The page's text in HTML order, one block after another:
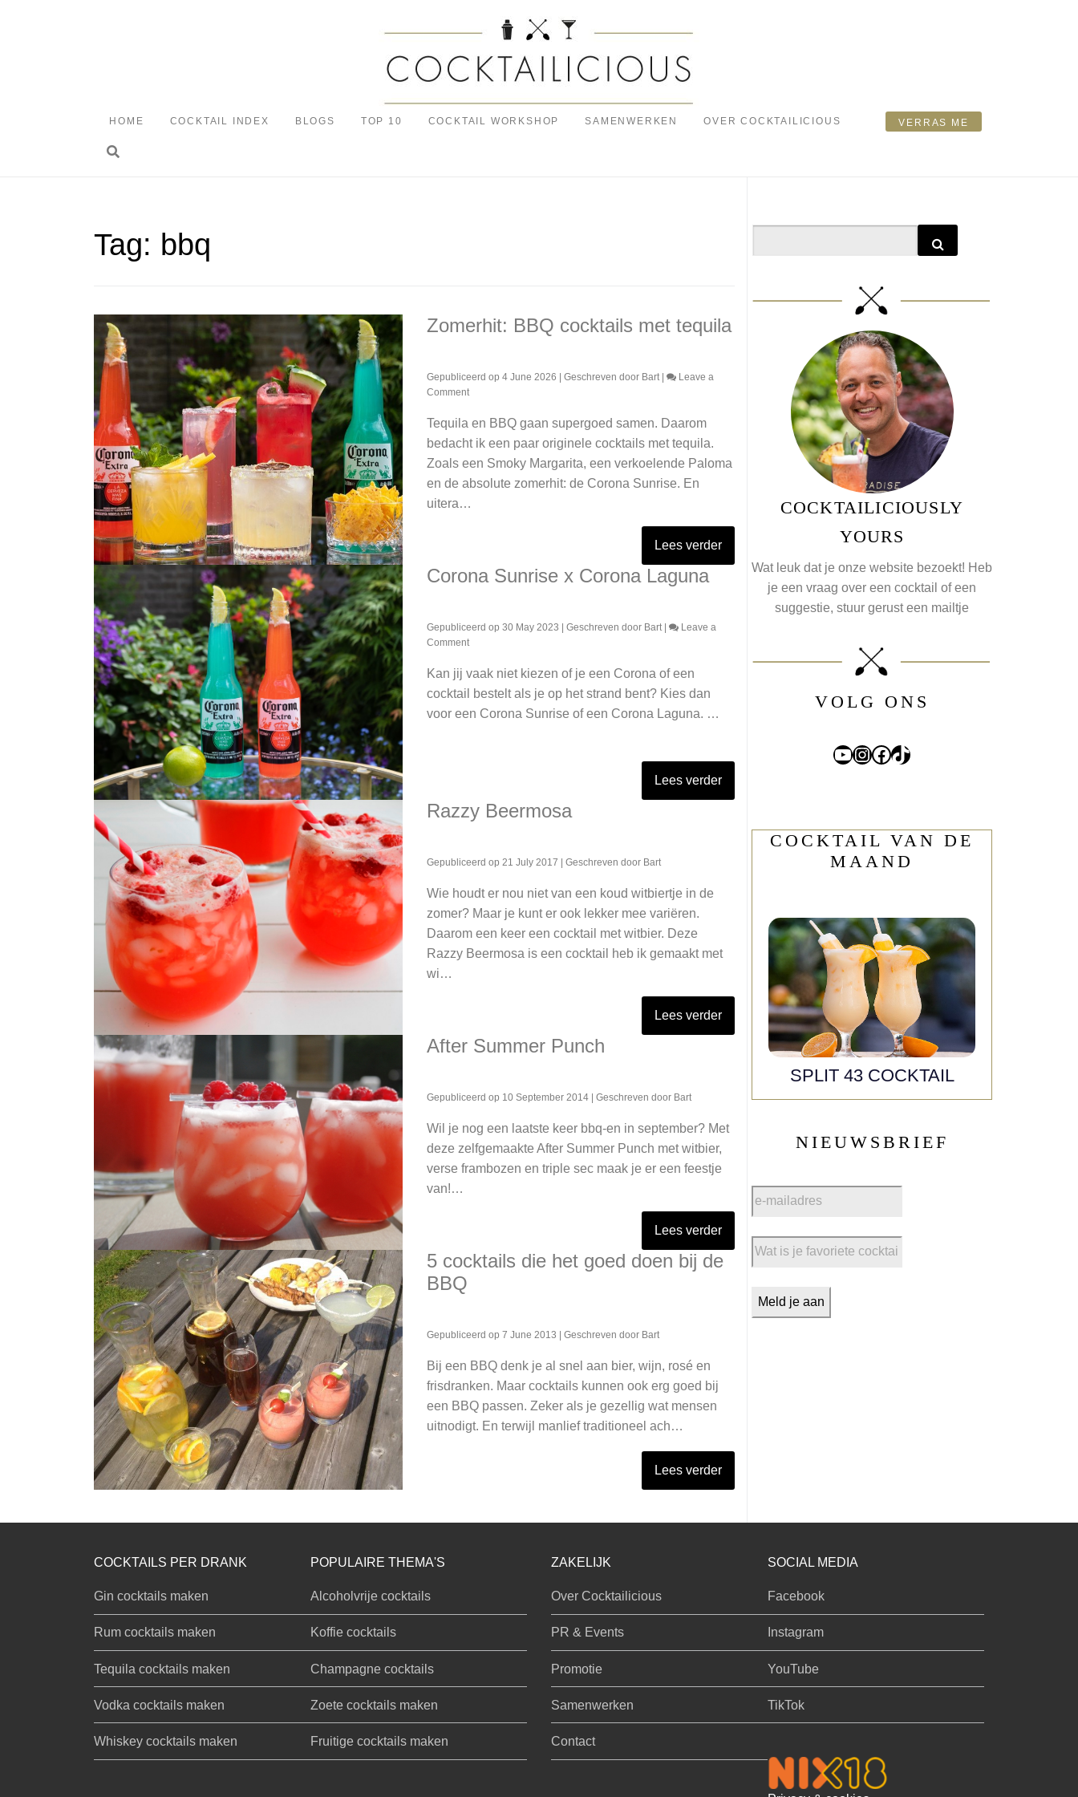
HOME COCKTAIL INDEX BLOGS TOP 10 COCKTAIL WORKSHOP SAMENWERKEN OVER COCKTAILICIOUS VERRAS ME
Toggle search
Tag: bbq
Zomerhit: BBQ cocktails met tequila
Gepubliceerd op 4 June 2026 | Geschreven door Bart|
Leave a
Commenton
BBQ
cocktails
tequila
Tequila en BBQ gaan supergoed samen. Daarom
bedacht ik een paar originele cocktails met tequila.
Zoals een Smoky Margarita, een verkoelende Paloma
en de absolute zomerhit: de Corona Sunrise. En
uitera…
Lees verder
Corona Sunrise x Corona Laguna
Gepubliceerd op 30 May 2023 | Geschreven door Bart|
Leave a
Commenton
Sunrise
x
Laguna
Kan jij vaak niet kiezen of je een Corona of een
cocktail bestelt als je op het strand bent? Kies dan
voor een Corona Sunrise of een Corona Laguna. …
Lees verder
Razzy Beermosa
Gepubliceerd op 21 July 2017 | Geschreven door Bart
Wie houdt er nou niet van een koud witbiertje in de
zomer? Maar je kunt er ook lekker mee variëren.
Daarom een keer een cocktail met witbier. Deze
Razzy Beermosa is een cocktail heb ik gemaakt met
wi…
Lees verder
After Summer Punch
Gepubliceerd op 10 September 2014| Geschreven door Bart
Wil je nog een laatste keer bbq-en in september? Met
deze zelfgemaakte After Summer Punch met witbier,
verse frambozen en triple sec maak je er een feestje
van!…
Lees verder
5 cocktails die het goed doen bij de
BBQ
Gepubliceerd op 7 June 2013 | Geschreven door Bart
Bij een BBQ denk je al snel aan bier, wijn, rosé en
frisdranken. Maar cocktails kunnen ook erg goed bij
een BBQ passen. Zeker als je gezellig wat mensen
uitnodigt. En terwijl manlief traditioneel ach…
Lees verder
COCKTAILICIOUSLY
YOURS
Wat leuk dat je onze website bezoekt! Heb
je een vraag over een cocktail of een
suggestie, stuur gerust een mailtje
VOLG ONS
YouTube
Instagram
Facebook
TikTok
COCKTAIL VAN DE
MAAND
SPLIT 43 COCKTAIL
NIEUWSBRIEF
COCKTAILS PER DRANK
Gin cocktails maken
Rum cocktails maken
Tequila cocktails maken
Vodka cocktails maken
Whiskey cocktails maken
POPULAIRE THEMA'S
Alcoholvrije cocktails
Koffie cocktails
Champagne cocktails
Zoete cocktails maken
Fruitige cocktails maken
ZAKELIJK
Over Cocktailicious
PR & Events
Promotie
Samenwerken
Contact
SOCIAL MEDIA
Facebook
Instagram
YouTube
TikTok